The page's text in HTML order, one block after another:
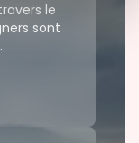
le
sont